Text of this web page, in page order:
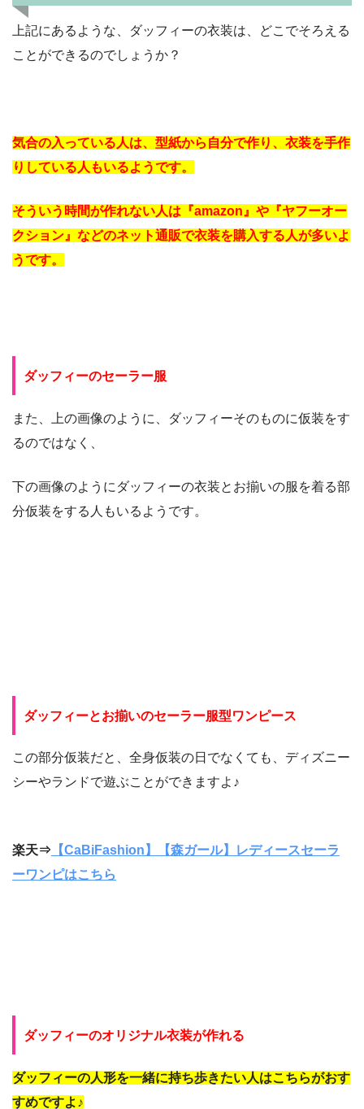
上記にあるような、ダッフィーの衣装は、どこでそろえる
ことができるのでしょうか？
気合の入っている人は、型紙から自分で作り、衣装を手作
りしている人もいるようです。
そういう時間が作れない人は『amazon』や『ヤフーオー
クション』などのネット通販で衣装を購入する人が多いよ
うです。
ダッフィーのセーラー服
また、上の画像のように、ダッフィーそのものに仮装をす
るのではなく、
下の画像のようにダッフィーの衣装とお揃いの服を着る部
分仮装をする人もいるようです。
ダッフィーとお揃いのセーラー服型ワンピース
この部分仮装だと、全身仮装の日でなくても、ディズニー
シーやランドで遊ぶことができますよ♪
楽天⇒ 【CaBiFashion】【森ガール】レディースセーラ
ーワンピはこちら
ダッフィーのオリジナル衣装が作れる
ダッフィーの人形を一緒に持ち歩きたい人はこちらがおす
すめですよ♪